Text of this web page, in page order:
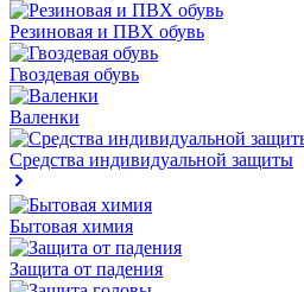
Резиновая и ПВХ обувь
Гвоздевая обувь
Валенки
Средства индивидуальной защиты
Бытовая химия
Защита от падения